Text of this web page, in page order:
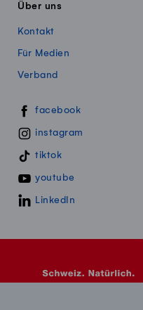
Über uns
Kontakt
Für Medien
Verband
Swissmillk auf Social Media
facebook
instagram
tiktok
youtube
LinkedIn